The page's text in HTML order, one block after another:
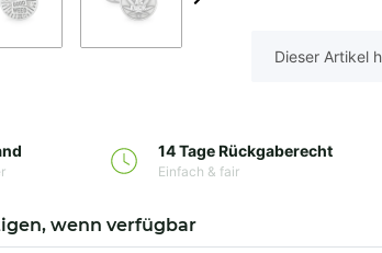
x
Dieser Artikel
14 Tage Rückgaberecht
Einfach & fair
wenn verfügbar